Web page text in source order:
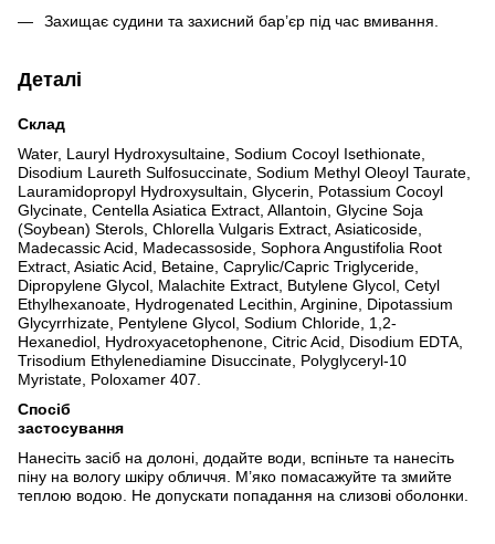
Захищає судини та захисний бар’єр під час вмивання.
Деталі
Склад
Water, Lauryl Hydroxysultaine, Sodium Cocoyl Isethionate,
Disodium Laureth Sulfosuccinate, Sodium Methyl Oleoyl Taurate,
Lauramidopropyl Hydroxysultain, Glycerin, Potassium Cocoyl
Glycinate, Centella Asiatica Extract, Allantoin, Glycine Soja
(Soybean) Sterols, Chlorella Vulgaris Extract, Asiaticoside,
Madecassic Acid, Madecassoside, Sophora Angustifolia Root
Extract, Asiatic Acid, Betaine, Caprylic/Capric Triglyceride,
Dipropylene Glycol, Malachite Extract, Butylene Glycol, Cetyl
Ethylhexanoate, Hydrogenated Lecithin, Arginine, Dipotassium
Glycyrrhizate, Pentylene Glycol, Sodium Chloride, 1,2-
Hexanediol, Hydroxyacetophenone, Citric Acid, Disodium EDTA,
Trisodium Ethylenediamine Disuccinate, Polyglyceryl-10
Myristate, Poloxamer 407.
Спосіб
застосування
Нанесіть засіб на долоні, додайте води, вспіньте та нанесіть
піну на вологу шкіру обличчя. М’яко помасажуйте та змийте
теплою водою. Не допускати попадання на слизові оболонки.